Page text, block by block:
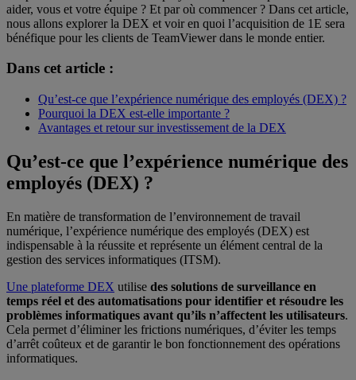
aider, vous et votre équipe ? Et par où commencer ? Dans cet article,
nous allons explorer la DEX et voir en quoi l’acquisition de 1E sera
bénéfique pour les clients de TeamViewer dans le monde entier.
Dans cet article :
Qu’est-ce que l’expérience numérique des employés (DEX) ?
Pourquoi la DEX est-elle importante ?
Avantages et retour sur investissement de la DEX
Qu’est-ce que l’expérience numérique des
employés (DEX) ?
En matière de transformation de l’environnement de travail
numérique, l’expérience numérique des employés (DEX) est
indispensable à la réussite et représente un élément central de la
gestion des services informatiques (ITSM).
Une plateforme DEX utilise des solutions de surveillance en
temps réel et des automatisations pour identifier et résoudre les
problèmes informatiques avant qu’ils n’affectent les utilisateurs.
Cela permet d’éliminer les frictions numériques, d’éviter les temps
d’arrêt coûteux et de garantir le bon fonctionnement des opérations
informatiques.